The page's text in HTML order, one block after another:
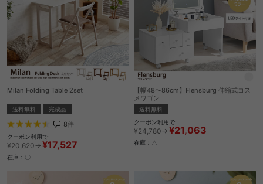
Milan Folding Table 2set
送料無料 完成品
8件
クーポン利用で
¥20,620→ ¥17,527
在庫：〇
【幅48〜86cm】Flensburg 伸縮式コス
メワゴン
送料無料
クーポン利用で
¥24,780→ ¥21,063
在庫：△